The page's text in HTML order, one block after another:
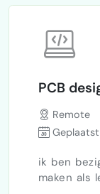
PCB
Remote
ik ben
maken als